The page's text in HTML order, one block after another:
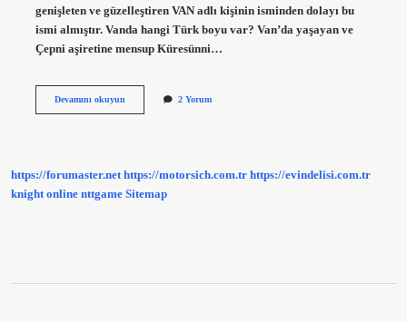
genişleten ve güzelleştiren VAN adlı kişinin isminden dolayı bu
ismi almıştır. Vanda hangi Türk boyu var? Van’da yaşayan ve
Çepni aşiretine mensup Küresünni…
Devamını okuyunVanın
2 Yorum
https://forumaster.net https://motorsich.com.tr https://evindelisi.com.tr
knight online nttgame Sitemap